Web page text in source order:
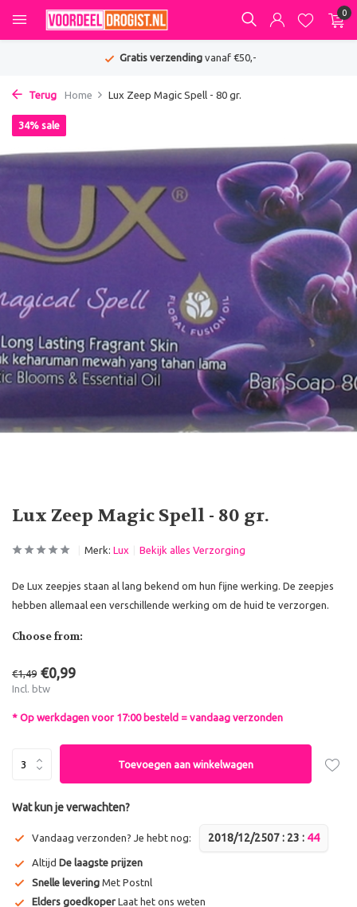
0
Gratis verzendingvanaf €50,-
Terug Home Lux Zeep Magic Spell - 80 gr.
Lux Zeep Magic Spell - 80 gr.
34% sale
Merk: Lux Bekijk alles Verzorging
De Lux zeepjes staan al lang bekend om hun fijne werking. De zeepjes
hebben allemaal een verschillende werking om de huid te verzorgen.
Choose from:
€1,49 €0,99
Incl. btw
* Op werkdagen voor 17:00 besteld = vandaag verzonden
Toevoegen aan winkelwagen
Wat kun je verwachten?
Vandaag verzonden? Je hebt nog: 2018/12/2507: 23 : 43
Altijd De laagste prijzen
Snelle levering Met Postnl
Elders goedkoper Laat het ons weten